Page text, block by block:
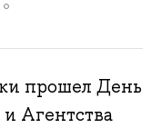
прошел День
Агентства